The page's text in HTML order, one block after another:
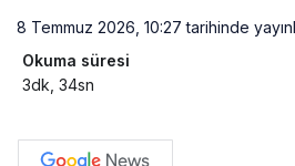
8 Temmuz 2026, 10:27 tarihinde
Okuma süresi
3dk, 34sn